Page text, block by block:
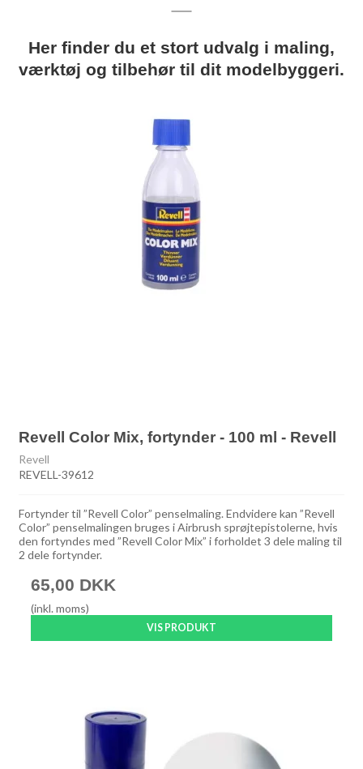
Her finder du et stort udvalg i maling,
værktøj og tilbehør til dit modelbyggeri.
Revell Color Mix, fortynder - 100 ml - Revell
Revell
REVELL-39612
Fortynder til ”Revell Color” penselmaling. Endvidere kan ”Revell
Color” penselmalingen bruges i Airbrush sprøjtepistolerne, hvis
den fortyndes med ”Revell Color Mix” i forholdet 3 dele maling til
2 dele fortynder.
65,00 DKK
(inkl. moms)
VIS PRODUKT